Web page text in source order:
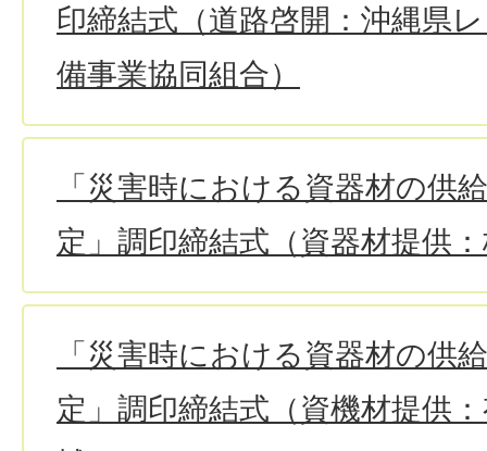
印締結式（道路啓開：沖縄県
備事業協同組合）
「災害時における資器材の供
定」調印締結式（資器材提供
「災害時における資器材の供
定」調印締結式（資機材提供